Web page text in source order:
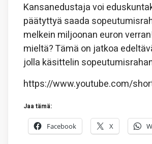
Kansanedustaja voi
päätyttyä saada
melkein miljoonan euron
mieltä? Tämä on jatkoa
jolla käsittelin
https://www.youtube.com/
Jaa tämä:
Facebook X